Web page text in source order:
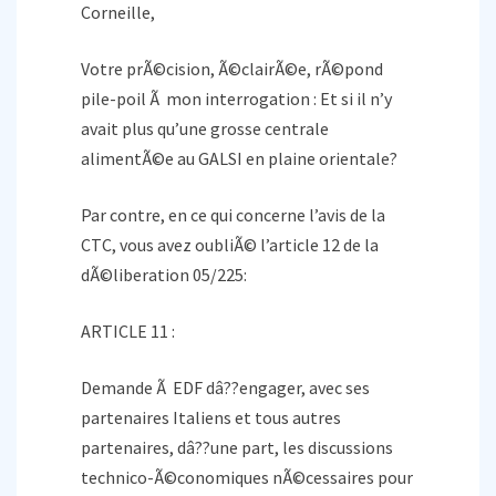
Corneille,
Votre prÃ©cision, Ã©clairÃ©e, rÃ©pond
pile-poil Ã mon interrogation : Et si il n’y
avait plus qu’une grosse centrale
alimentÃ©e au GALSI en plaine orientale?
Par contre, en ce qui concerne l’avis de la
CTC, vous avez oubliÃ© l’article 12 de la
dÃ©liberation 05/225:
ARTICLE 11 :
Demande Ã EDF dâ??engager, avec ses
partenaires Italiens et tous autres
partenaires, dâ??une part, les discussions
technico-Ã©conomiques nÃ©cessaires pour